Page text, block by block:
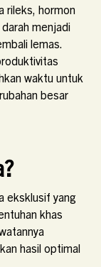
rileks, hormon
menjadi
lemas.
waktu untuk
besar
eksklusif yang
khas
hasil optimal